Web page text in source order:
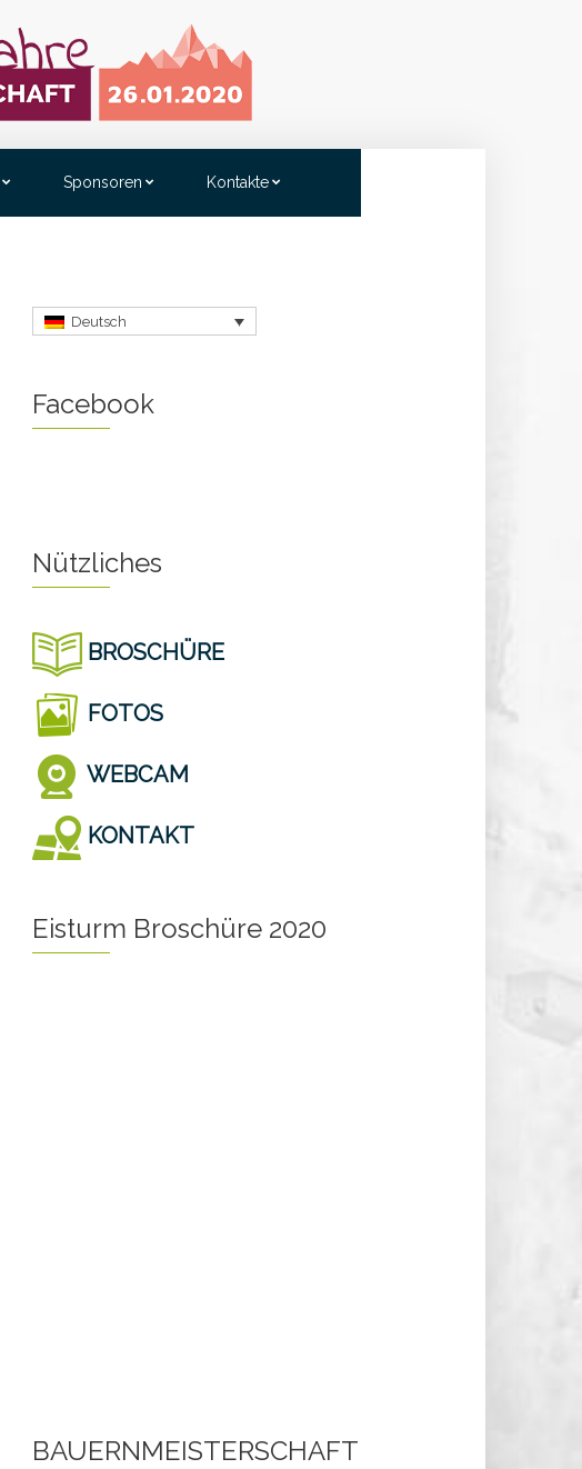
Sponsoren Kontakte
Deutsch
Facebook
Nützliches
BROSCHÜRE
FOTOS
WEBCAM
KONTAKT
Eisturm Broschüre 2020
BAUERNMEISTERSCHAFT